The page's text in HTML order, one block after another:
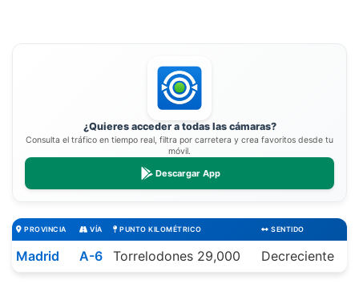
¿Quieres acceder a todas las cámaras?
Consulta el tráfico en tiempo real, filtra por carretera y crea favoritos desde tu
móvil.
Descargar App
PROVINCIA VÍA PUNTO KILOMÉTRICO SENTIDO
Madrid A-6 Torrelodones 29,000 Decreciente